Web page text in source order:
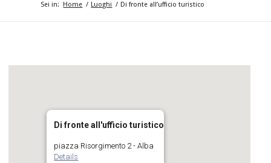
Sei in: Home / Luoghi / Di fronte all’ufficio turistico
Di fronte all'ufficio turistico
piazza Risorgimento 2 - Alba
Details